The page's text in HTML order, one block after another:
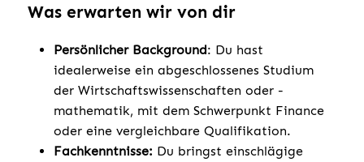
Was erwarten wir von dir
Persönlicher Background: Du hast
idealerweise ein abgeschlossenes Studium
der Wirtschaftswissenschaften oder -
mathematik, mit dem Schwerpunkt Finance
oder eine vergleichbare Qualifikation.
Fachkenntnisse: Du bringst einschlägige